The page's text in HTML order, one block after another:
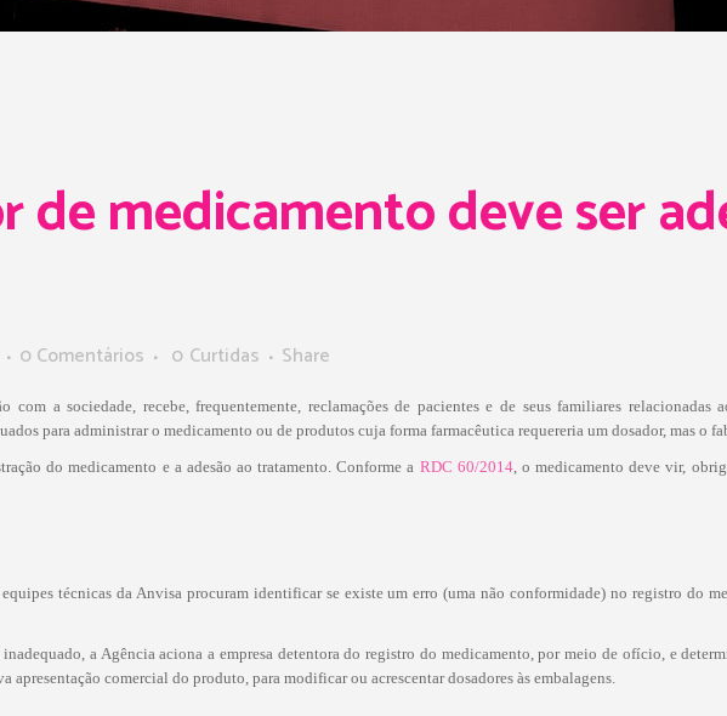
de medicamento deve ser
0 Comentários 0 Curtidas Share
a sociedade, recebe, frequentemente, reclamações de pacientes e de seus familiares relacionadas
para administrar o medicamento ou de produtos cuja forma farmacêutica requereria um dosador, mas o
do medicamento e a adesão ao tratamento. Conforme a RDC 60/2014, o medicamento deve vir,
técnicas da Anvisa procuram identificar se existe um erro (uma não conformidade) no registro do
a Agência aciona a empresa detentora do registro do medicamento, por meio de ofício, e
comercial do produto, para modificar ou acrescentar dosadores às embalagens.